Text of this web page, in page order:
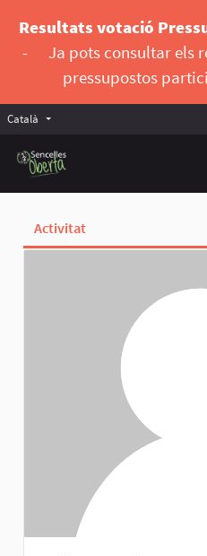
Resultats votació
-
Ja pots consultar els
pressupostos
Català Triar la llengua
Activitat